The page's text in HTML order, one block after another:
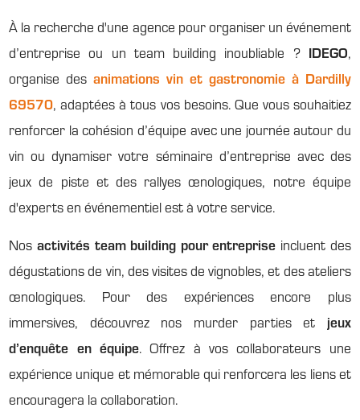
À la recherche d'une agence pour organiser un événement
d’entreprise ou un team building inoubliable ? IDEGO,
organise desanimations vin et gastronomie à Dardilly
69570, adaptées à tous vos besoins. Que vous souhaitiez
renforcer la cohésion d’équipe avec une journée autour du
vin ou dynamiser votre séminaire d’entreprise avec des
jeux de piste et des rallyes œnologiques, notre équipe
d'experts en événementiel est à votre service.
Nos activités team building pour entreprise incluent des
dégustations de vin, des visites de vignobles, et des ateliers
œnologiques. Pour des expériences encore plus
immersives, découvrez nos murder parties et jeux
d’enquête en équipe. Offrez à vos collaborateurs une
expérience unique et mémorable qui renforcera les liens et
encouragera la collaboration.